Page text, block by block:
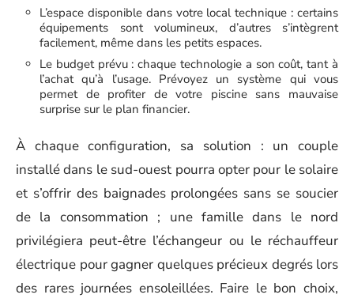
L’espace disponible dans votre local technique : certains
équipements sont volumineux, d’autres s’intègrent
facilement, même dans les petits espaces.
Le budget prévu : chaque technologie a son coût, tant à
l’achat qu’à l’usage. Prévoyez un système qui vous
permet de profiter de votre piscine sans mauvaise
surprise sur le plan financier.
À chaque configuration, sa solution : un couple
installé dans le sud-ouest pourra opter pour le solaire
et s’offrir des baignades prolongées sans se soucier
de la consommation ; une famille dans le nord
privilégiera peut-être l’échangeur ou le réchauffeur
électrique pour gagner quelques précieux degrés lors
des rares journées ensoleillées. Faire le bon choix,